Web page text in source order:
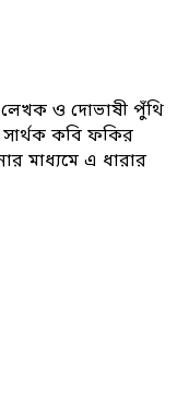
লেখক ও দোভাষী পুঁথি
সার্থক কবি ফকির
মাধ্যমে এ ধারার